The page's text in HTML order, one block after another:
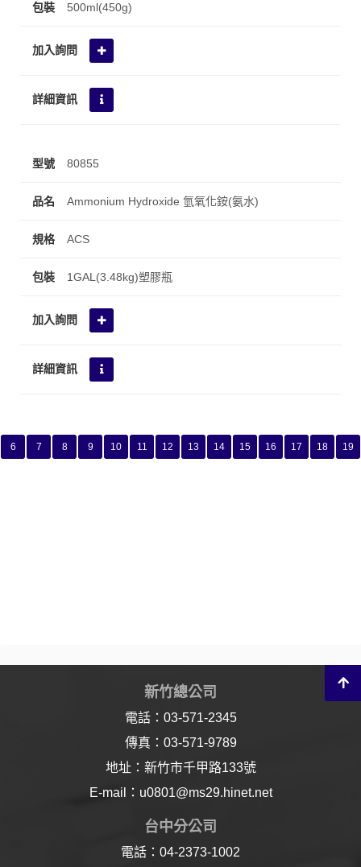
500ml(450g)
80855
Ammonium Hydroxide 氫氧化銨(氨水)
ACS
1GAL(3.48kg)塑膠瓶
6 7 8 9 10 11 12 13 14 15 16 17 18 19
新竹總公司
電話：03-571-2345
傳真：03-571-9789
地址：新竹市千甲路133號
E-mail：u0801@ms29.hinet.net
台中分公司
電話：04-2373-1002